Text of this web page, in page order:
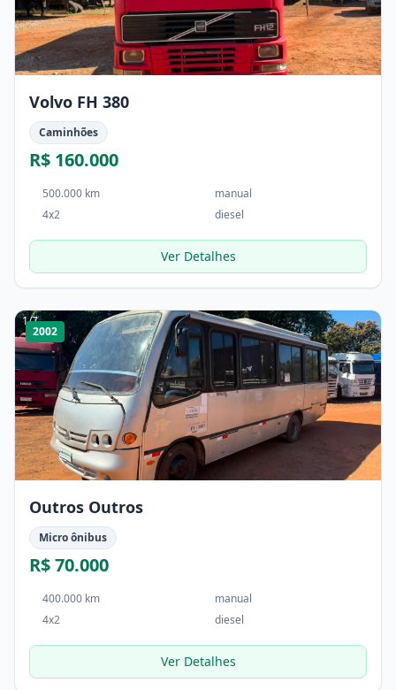
Volvo FH 380
Caminhões
R$ 160.000
500.000 km
manual
4x2
diesel
Ver Detalhes
1/7
2002
Outros Outros
Micro ônibus
R$ 70.000
400.000 km
manual
4x2
diesel
Ver Detalhes